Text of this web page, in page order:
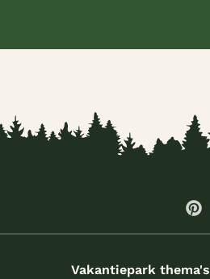
Vakantiepark thema's